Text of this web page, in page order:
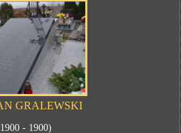
GRALEWSKI
- 1900)